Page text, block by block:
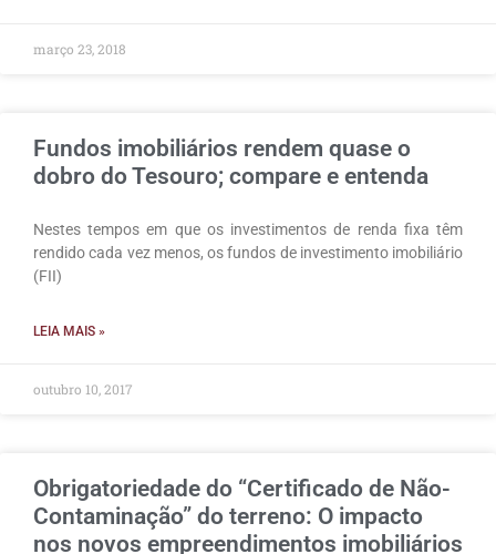
março 23, 2018
Fundos imobiliários rendem quase o
dobro do Tesouro; compare e entenda
Nestes tempos em que os investimentos de renda fixa têm
rendido cada vez menos, os fundos de investimento imobiliário
(FII)
LEIA MAIS »
outubro 10, 2017
Obrigatoriedade do “Certificado de Não-
Contaminação” do terreno: O impacto
nos novos empreendimentos imobiliários